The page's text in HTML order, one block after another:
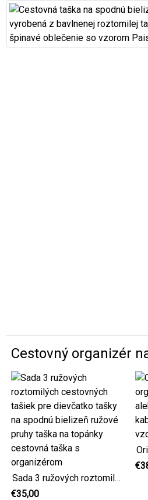
Cestovný organizér
Sada 3 ružových roztomilých cestovných tašiek pre dievčatko tašky na spodnú bielizeň ružové pruhy taška na topánky cestovná taška s organizérom
€35,00